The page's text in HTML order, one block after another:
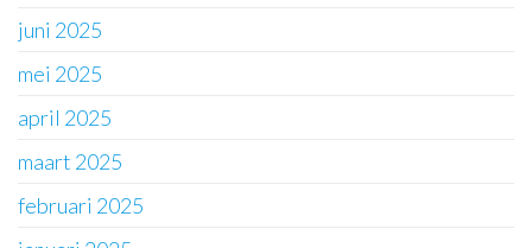
juni 2025
mei 2025
april 2025
maart 2025
februari 2025